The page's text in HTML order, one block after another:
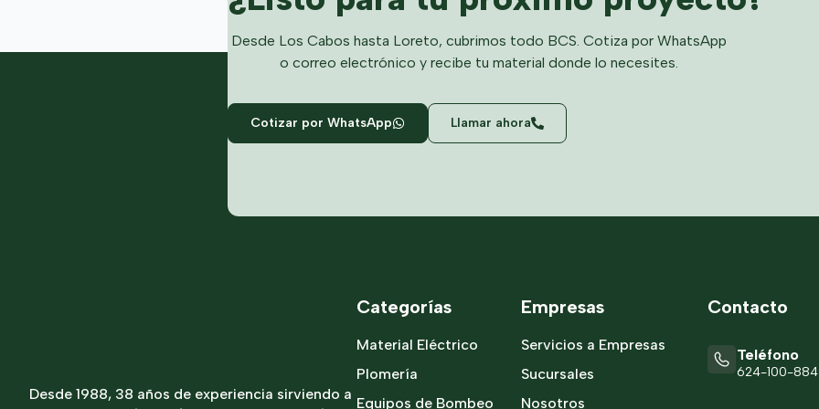
Desde Los Cabos hasta Loreto, cubrimos todo BCS. Cotiza por WhatsApp
o correo electrónico y recibe tu material donde lo necesites.
Cotizar por WhatsApp Llamar ahora
Desde 1988, 38 años de experiencia sirviendo a
Categorías
Material Eléctrico
Plomería
Equipos de Bombeo
Empresas
Servicios a Empresas
Sucursales
Nosotros
Contacto
Teléfono
624-100-